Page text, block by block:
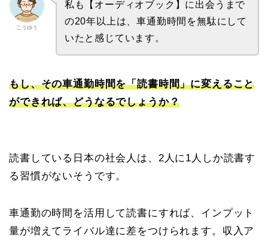
こうゆう
私も【オーディオブック】に出会うまで
の20年以上は、車通勤時間を無駄にして
いたと感じています。
もし、その車通勤時間を「読書時間」に変えること
ができれば、どうなるでしょうか？
読書している日本の社会人は、2人に1人しか読書す
る習慣がないそうです。
車通勤の時間を活用して読書にすれば、インプット
量が増えてライバル達に差をつけられます。収入ア